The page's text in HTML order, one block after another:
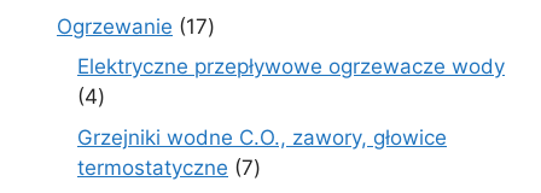
Ogrzewanie 1717
produktów
Elektryczne przepływowe ogrzewacze wody
44
produkty
Grzejniki wodne C.O., zawory, głowice
termostatyczne 77